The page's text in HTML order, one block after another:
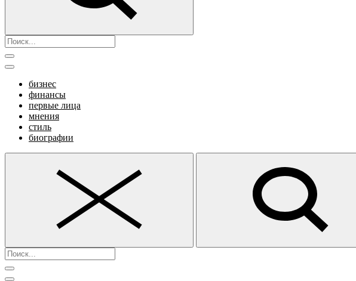
бизнес
финансы
первые лица
мнения
стиль
биографии